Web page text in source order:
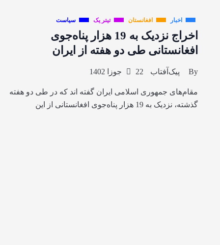
اخبار افغانستان تیتر یک سیاست
اخراج نزدیک به 19 هزار پناه‌جوی
افغانستانی طی دو هفته از ایران
By پیک‌آفتاب 22 جوزا 1402
مقام‌های جمهوری اسلامی ایران گفته اند که در طی دو هفته
گذشته، نزدیک به 19 هزار پناه‌جوی افغانستانی از این